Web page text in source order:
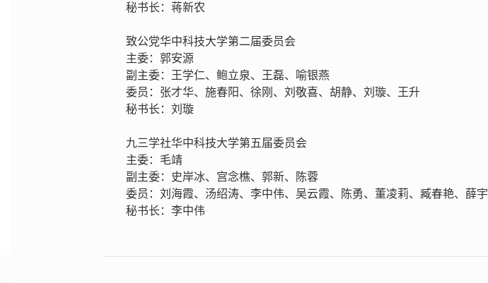
秘书长：蒋新农
致公党华中科技大学第二届委员会
主委：郭安源
副主委：王学仁、鲍立泉、王磊、喻银燕
委员：张才华、施春阳、徐刚、刘敬喜、胡静、刘璇、王升
秘书长：刘璇
九三学社华中科技大学第五届委员会
主委：毛靖
副主委：史岸冰、宫念樵、郭新、陈蓉
委员：刘海霞、汤绍涛、李中伟、吴云霞、陈勇、董凌莉、臧春艳、薛宇
秘书长：李中伟